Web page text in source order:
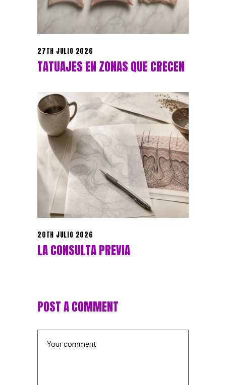
27TH JULIO 2026
TATUAJES EN ZONAS QUE CRECEN
20TH JULIO 2026
LA CONSULTA PREVIA
POST A COMMENT